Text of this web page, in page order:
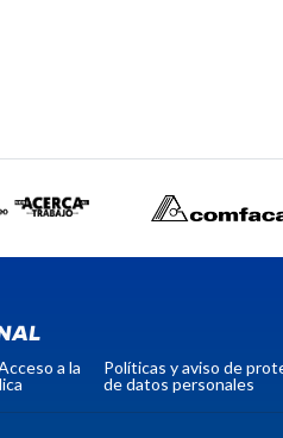
a la
Políticas y aviso de
de datos personales